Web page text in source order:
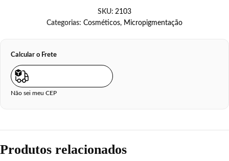
SKU: 2103
Categorias: Cosméticos, Micropigmentação
Calcular o Frete
Não sei meu CEP
Produtos relacionados